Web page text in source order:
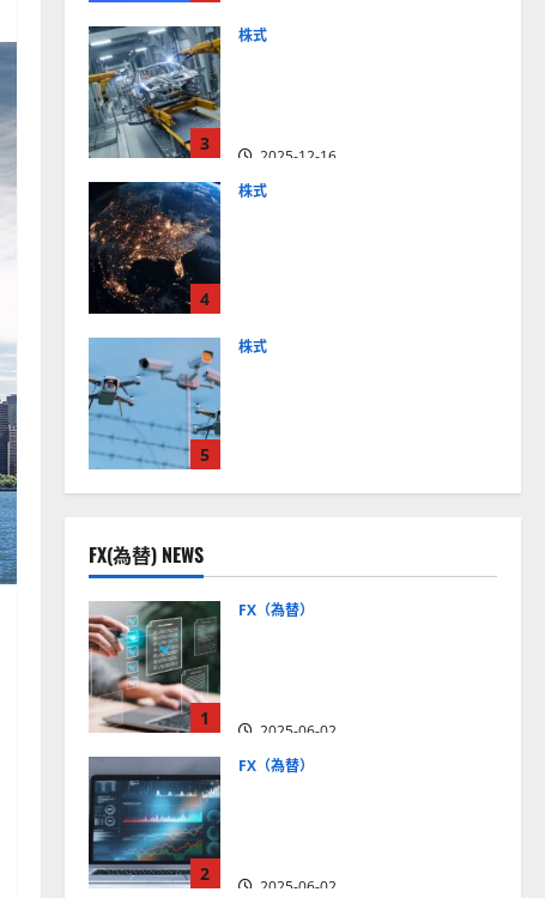
2025-12-10
3
株式
2025-12-16
4
株式
2025-12-16
5
株式
2025-12-16
FX(為替) NEWS
1
FX（為替）
2025-06-02
2
FX（為替）
2025-06-02